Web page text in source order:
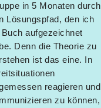
in 5 Monaten durch
Lösungspfad, den ich
aufgezeichnet
Denn die Theorie zu
ist das eine. In
reagieren und
zu können,